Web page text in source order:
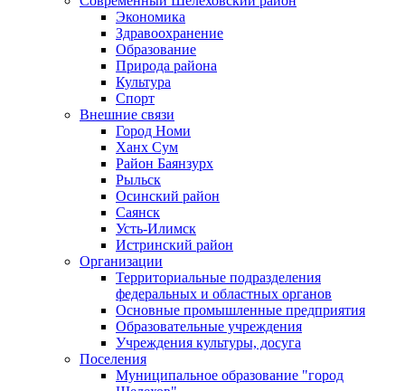
Экономика
Здравоохранение
Образование
Природа района
Культура
Спорт
Внешние связи
Город Номи
Ханх Сум
Район Баянзурх
Рыльск
Осинский район
Саянск
Усть-Илимск
Истринский район
Организации
Территориальные подразделения
федеральных и областных органов
Основные промышленные предприятия
Образовательные учреждения
Учреждения культуры, досуга
Поселения
Муниципальное образование "город